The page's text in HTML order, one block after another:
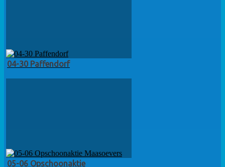
04-30 Paffendorf
05-06 Opschoonaktie